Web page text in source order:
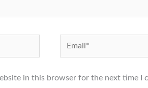
Email*
in this browser for the next time I